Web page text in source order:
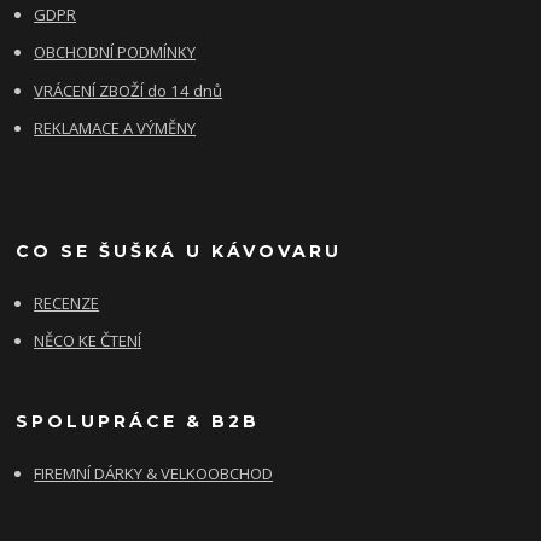
GDPR
OBCHODNÍ PODMÍNKY
VRÁCENÍ ZBOŽÍ do 14 dnů
REKLAMACE A VÝMĚNY
CO SE ŠUŠKÁ U KÁVOVARU
RECENZE
NĚCO KE ČTENÍ
SPOLUPRÁCE & B2B
FIREMNÍ DÁRKY & VELKOOBCHOD